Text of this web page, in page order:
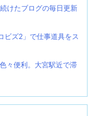
けたブログの毎日更新
ビズ2」で仕事道具をス
々便利。大宮駅近で滞